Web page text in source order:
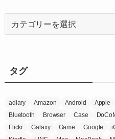
ータグ
adiary Amazon Android Apple
Bluetooth
Browser Case
Flickr
Galaxy Game Google